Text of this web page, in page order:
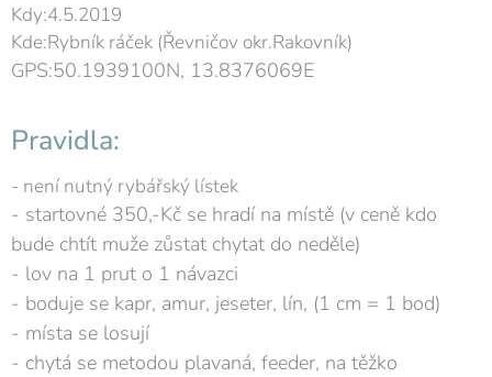
Kdy:4.5.2019
Kde:Rybník ráček (Řevničov okr.Rakovník)
GPS:50.1939100N, 13.8376069E
Pravidla:
- není nutný rybářský lístek
- startovné 350,-Kč se hradí na místě (v ceně kdo
bude chtít muže zůstat chytat do neděle)
- lov na 1 prut o 1 návazci
- boduje se kapr, amur, jeseter, lín, (1 cm = 1 bod)
- místa se losují
- chytá se metodou plavaná, feeder, na těžko